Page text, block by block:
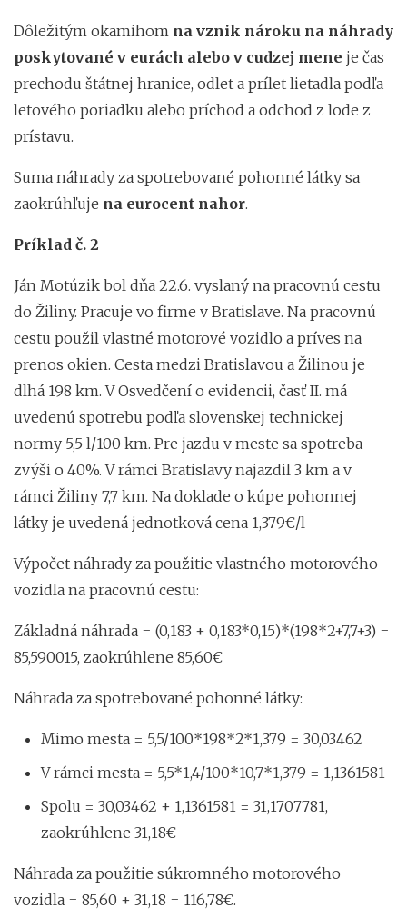
Dôležitým okamihom na vznik nároku na náhrady
poskytované v eurách alebo v cudzej mene je čas
prechodu štátnej hranice, odlet a prílet lietadla podľa
letového poriadku alebo príchod a odchod z lode z
prístavu.
Suma náhrady za spotrebované pohonné látky sa
zaokrúhľuje na eurocent nahor.
Príklad č. 2
Ján Motúzik bol dňa 22.6. vyslaný na pracovnú cestu
do Žiliny. Pracuje vo firme v Bratislave. Na pracovnú
cestu použil vlastné motorové vozidlo a príves na
prenos okien. Cesta medzi Bratislavou a Žilinou je
dlhá 198 km. V Osvedčení o evidencii, časť II. má
uvedenú spotrebu podľa slovenskej technickej
normy 5,5 l/100 km. Pre jazdu v meste sa spotreba
zvýši o 40%. V rámci Bratislavy najazdil 3 km a v
rámci Žiliny 7,7 km. Na doklade o kúpe pohonnej
látky je uvedená jednotková cena 1,379€/l
Výpočet náhrady za použitie vlastného motorového
vozidla na pracovnú cestu:
Základná náhrada = (0,183 + 0,183*0,15)*(198*2+7,7+3) =
85,590015, zaokrúhlene 85,60€
Náhrada za spotrebované pohonné látky:
Mimo mesta = 5,5/100*198*2*1,379 = 30,03462
V rámci mesta = 5,5*1,4/100*10,7*1,379 = 1,1361581
Spolu = 30,03462 + 1,1361581 = 31,1707781,
zaokrúhlene 31,18€
Náhrada za použitie súkromného motorového
vozidla = 85,60 + 31,18 = 116,78€.